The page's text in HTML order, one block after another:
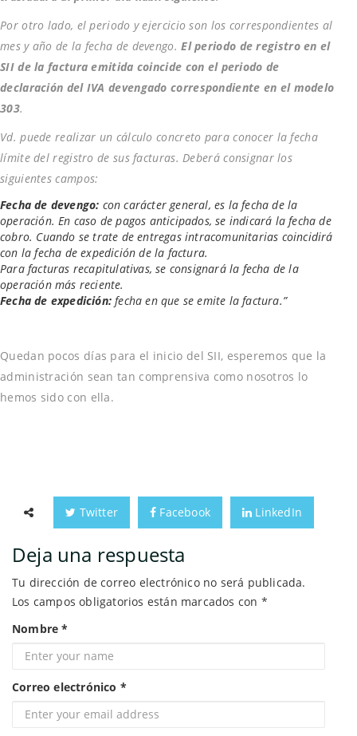
Por otro lado, el periodo y ejercicio son los correspondientes al
mes y año de la fecha de devengo.El periodo de registro en el
SII de la factura emitida coincide con el periodo de
declaración del IVA devengado correspondiente en el modelo
303.
Vd. puede realizar un cálculo concreto para conocer la fecha
límite del registro de sus facturas. Deberá consignar los
siguientes campos:
Fecha de devengo: con carácter general, es la fecha de la
operación. En caso de pagos anticipados, se indicará la fecha de
cobro. Cuando se trate de entregas intracomunitarias coincidirá
con la fecha de expedición de la factura.
Para facturas recapitulativas, se consignará la fecha de la
operación más reciente.
Fecha de expedición: fecha en que se emite la factura.”
Quedan pocos días para el inicio del SII, esperemos que la
administración sean tan comprensiva como nosotros lo
hemos sido con ella.
Twitter Facebook LinkedIn
Deja una respuesta
Tu dirección de correo electrónico no será publicada.
Los campos obligatorios están marcados con *
Nombre*
Correo electrónico *